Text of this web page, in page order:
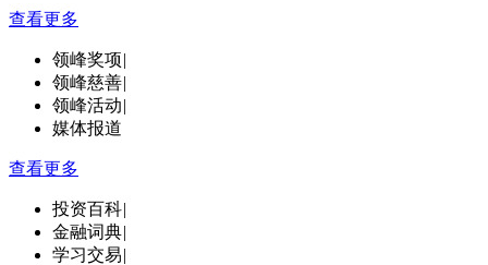
查看更多
领峰奖项|
领峰慈善|
领峰活动|
媒体报道
查看更多
投资百科|
金融词典|
学习交易|